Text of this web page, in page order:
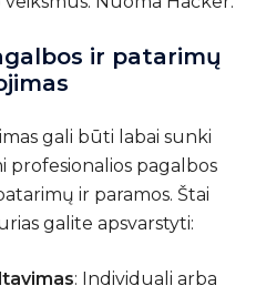
ir patarimų
gali būti labai sunki
profesionalios pagalbos
ir paramos. Štai
galite apsvarstyti:
: Individuali arba